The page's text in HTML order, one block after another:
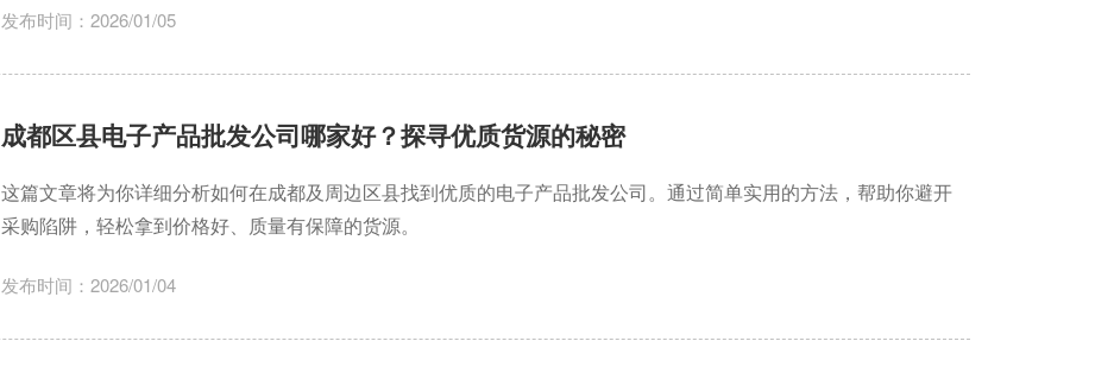
发布时间：2026/01/05
成都区县电子产品批发公司哪家好？探寻优质货源的秘密
这篇文章将为你详细分析如何在成都及周边区县找到优质的电子产品批发公司。通过简单实用的方法，帮助你避开
采购陷阱，轻松拿到价格好、质量有保障的货源。
发布时间：2026/01/04